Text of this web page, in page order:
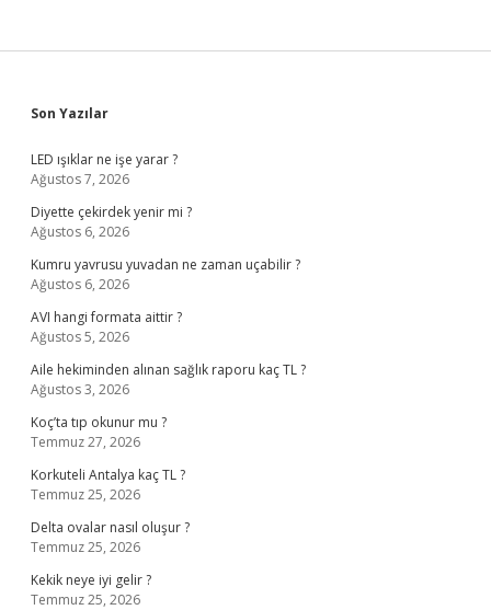
Sidebar
Son Yazılar
LED ışıklar ne işe yarar ?
Ağustos 7, 2026
Diyette çekirdek yenir mi ?
Ağustos 6, 2026
Kumru yavrusu yuvadan ne zaman uçabilir ?
Ağustos 6, 2026
AVI hangi formata aittir ?
Ağustos 5, 2026
Aile hekiminden alınan sağlık raporu kaç TL ?
Ağustos 3, 2026
Koç’ta tıp okunur mu ?
Temmuz 27, 2026
Korkuteli Antalya kaç TL ?
Temmuz 25, 2026
Delta ovalar nasıl oluşur ?
Temmuz 25, 2026
Kekik neye iyi gelir ?
Temmuz 25, 2026